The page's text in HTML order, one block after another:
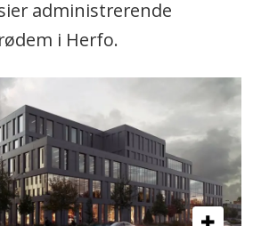
administrerende
i Herfo.